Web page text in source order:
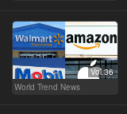
Vol.36
World Trend News